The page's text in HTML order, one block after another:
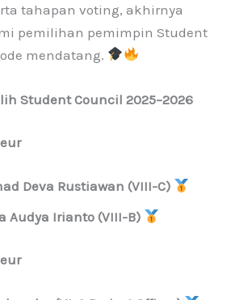
tahapan voting, akhirnya
pemilihan pemimpin Student
mendatang.
Student Council 2025–2026
Deva Rustiawan (VIII-C)
Audya Irianto (VIII-B)